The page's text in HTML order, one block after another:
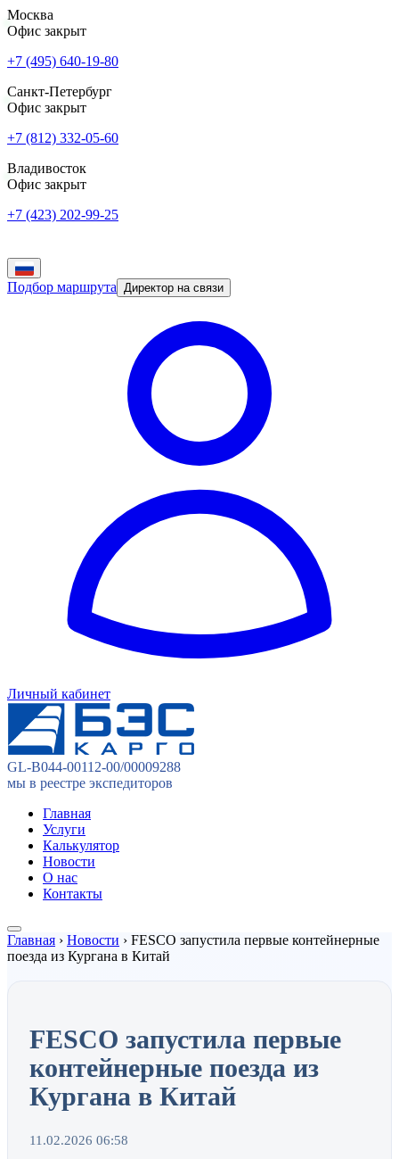
Москва
Офис закрыт
+7 (495) 640-19-80
Санкт-Петербург
Офис закрыт
+7 (812) 332-05-60
Владивосток
Офис закрыт
+7 (423) 202-99-25
Подбор маршрута Директор на связи
Личный кабинет
GL-B044-00112-00/00009288
мы в реестре экспедиторов
Главная
Услуги
Калькулятор
Новости
О нас
Контакты
Главная › Новости › FESCO запустила первые контейнерные
поезда из Кургана в Китай
FESCO запустила первые
контейнерные поезда из
Кургана в Китай
11.02.2026 06:58